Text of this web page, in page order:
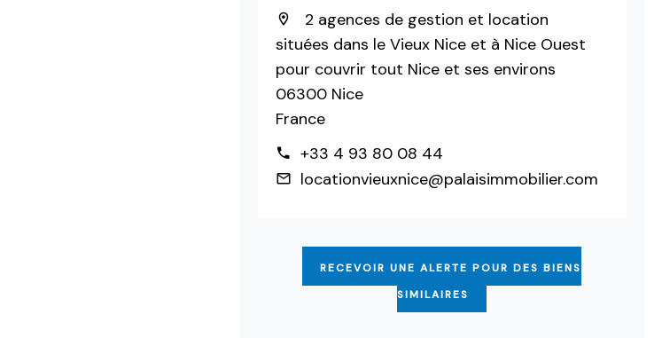
2 agences de gestion et location
situées dans le Vieux Nice et à Nice Ouest
pour couvrir tout Nice et ses environs
06300 Nice
France
+33 4 93 80 08 44
locationvieuxnice@palaisimmobilier.com
RECEVOIR UNE ALERTE POUR DES BIENS
SIMILAIRES